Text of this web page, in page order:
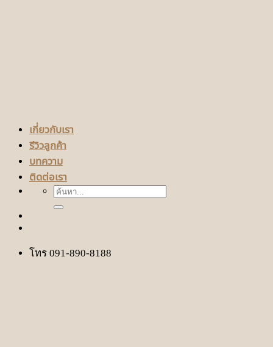
เกี่ยวกับเรา
รีวิวลูกค้า
บทความ
ติดต่อเรา
ค้นหา:
โทร 091-890-8188